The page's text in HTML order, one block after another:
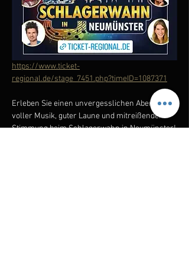
https://www.ticket-
regional.de/stage_7451.php?timeID=1087371
Erleben Sie einen unvergesslichen Abend
voller Musik, guter Laune und mitreißender
Stimmung beim Schlagerwahn in Neumünster!